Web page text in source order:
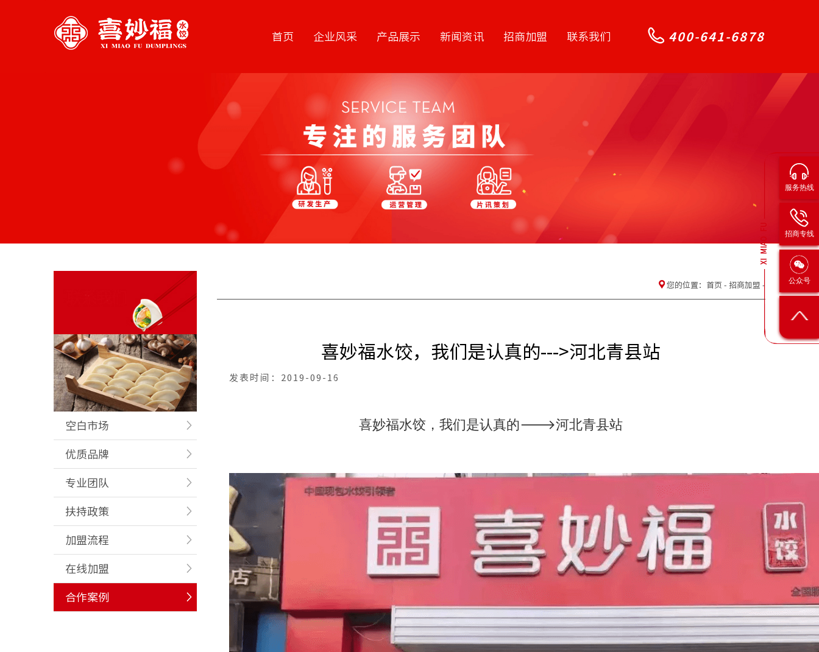
首页 企业风采 产品展示 新闻资讯 招商加盟 联系我们 400-641-6878
空白市场
优质品牌
专业团队
扶持政策
加盟流程
在线加盟
合作案例
您的位置： 首页 - 招商加盟 -
喜妙福水饺，我们是认真的--->河北青县站
发表时间： 2019-09-16
喜妙福水饺，我们是认真的--->河北青县站
服务热线
招商专线
公众号